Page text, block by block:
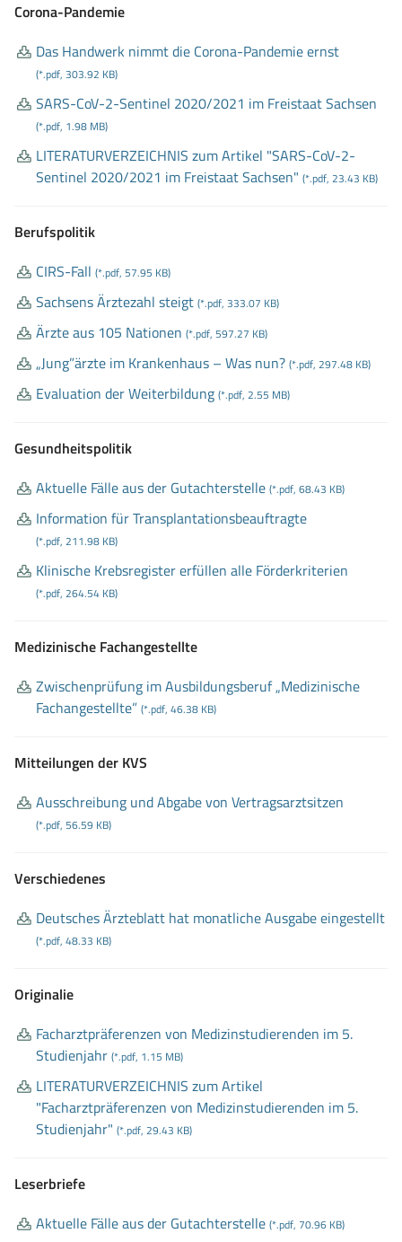
Corona-Pandemie
Das Handwerk nimmt die Corona-Pandemie ernst
(*.pdf, 303.92 KB)
SARS-CoV-2-Sentinel 2020/2021 im Freistaat Sachsen
(*.pdf, 1.98 MB)
LITERATURVERZEICHNIS zum Artikel "SARS-CoV-2-
Sentinel 2020/2021 im Freistaat Sachsen" (*.pdf, 23.43 KB)
Berufspolitik
CIRS-Fall (*.pdf, 57.95 KB)
Sachsens Ärztezahl steigt (*.pdf, 333.07 KB)
Ärzte aus 105 Nationen (*.pdf, 597.27 KB)
„Jung”ärzte im Krankenhaus – Was nun? (*.pdf, 297.48 KB)
Evaluation der Weiterbildung (*.pdf, 2.55 MB)
Gesundheitspolitik
Aktuelle Fälle aus der Gutachterstelle (*.pdf, 68.43 KB)
Information für Transplantationsbeauftragte
(*.pdf, 211.98 KB)
Klinische Krebsregister erfüllen alle Förderkriterien
(*.pdf, 264.54 KB)
Medizinische Fachangestellte
Zwischenprüfung im Ausbildungsberuf „Medizinische
Fachangestellte” (*.pdf, 46.38 KB)
Mitteilungen der KVS
Ausschreibung und Abgabe von Vertragsarztsitzen
(*.pdf, 56.59 KB)
Verschiedenes
Deutsches Ärzteblatt hat monatliche Ausgabe eingestellt
(*.pdf, 48.33 KB)
Originalie
Facharztpräferenzen von Medizinstudierenden im 5.
Studienjahr (*.pdf, 1.15 MB)
LITERATURVERZEICHNIS zum Artikel
"Facharztpräferenzen von Medizinstudierenden im 5.
Studienjahr" (*.pdf, 29.43 KB)
Leserbriefe
Aktuelle Fälle aus der Gutachterstelle (*.pdf, 70.96 KB)